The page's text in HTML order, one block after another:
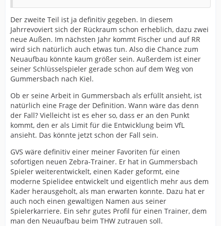
Der zweite Teil ist ja definitiv gegeben. In diesem
Jahrrevoviert sich der Rückraum schon erheblich, dazu zwei
neue Außen. Im nächsten Jahr kommt Fischer und auf RR
wird sich natürlich auch etwas tun. Also die Chance zum
Neuaufbau könnte kaum größer sein. Außerdem ist einer
seiner Schlüsselspieler gerade schon auf dem Weg von
Gummersbach nach Kiel.
Ob er seine Arbeit in Gummersbach als erfüllt ansieht, ist
natürlich eine Frage der Definition. Wann wäre das denn
der Fall? Vielleicht ist es eher so, dass er an den Punkt
kommt, den er als Limit für die Entwicklung beim VfL
ansieht. Das könnte jetzt schon der Fall sein.
GVS wäre definitiv einer meiner Favoriten für einen
sofortigen neuen Zebra-Trainer. Er hat in Gummersbach
Spieler weiterentwickelt, einen Kader geformt, eine
moderne Spielidee entwickelt und eigentlich mehr aus dem
Kader herausgeholt, als man erwarten konnte. Dazu hat er
auch noch einen gewaltigen Namen aus seiner
Spielerkarriere. Ein sehr gutes Profil für einen Trainer, dem
man den Neuaufbau beim THW zutrauen soll.